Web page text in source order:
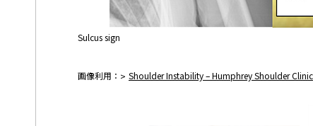
Sulcus sign
画像利用： Shoulder Instability – Humphrey Shoulder Clinic